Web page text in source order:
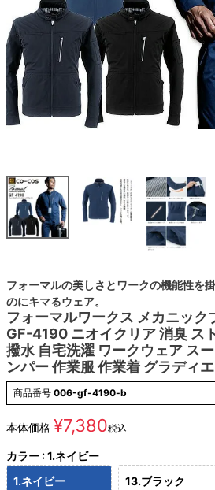
フォーマルの美しさとワークの機能性を
のにキマるウェア。
フォーマルワークス メカニック
GF-4190 ニオイクリア 消臭 ス
撥水 自宅洗濯 ワークウェア ス
ンパー 作業服 作業着 グラディ
商品番号 006-gf-4190-b
本体価格 ¥7,380税込
カラー 1.ネイビー
1.ネイビー
13.ブラック